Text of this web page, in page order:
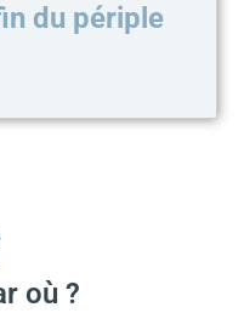
du périple
où ?